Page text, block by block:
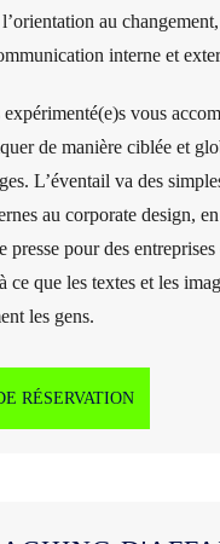
au
interne et
vous
de manière ciblée et
L’éventail va des
au corporate design,
presse pour des entreprises
ce que les textes et les
les gens.
RÉSERVATION